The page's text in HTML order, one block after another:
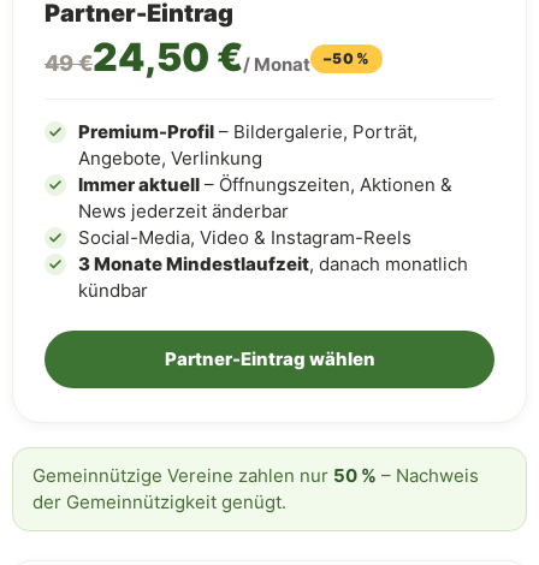
Partner-Eintrag
49 €24,50 €/ Monat −50 %
Premium-Profil – Bildergalerie, Porträt,
Angebote, Verlinkung
Immer aktuell – Öffnungszeiten, Aktionen &
News jederzeit änderbar
Social-Media, Video & Instagram-Reels
3 Monate Mindestlaufzeit, danach monatlich
kündbar
Partner-Eintrag wählen
Gemeinnützige Vereine zahlen nur 50 % – Nachweis
der Gemeinnützigkeit genügt.